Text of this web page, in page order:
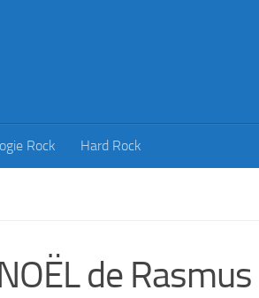
Rock Hard Rock
de Rasmus